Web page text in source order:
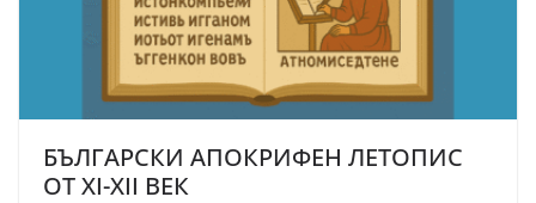
БЪЛГАРСКИ АПОКРИФЕН ЛЕТОПИС
ОТ XI-XII ВЕК